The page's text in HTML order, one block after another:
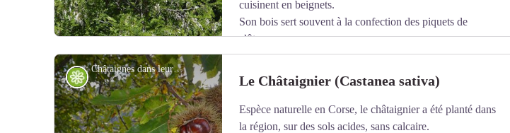
Voir l'image en plein écran
cuisinent en beignets.
Son bois sert souvent à la confection des piquets de
clôture.
Châtaignes dans leurs bogues, sur l'arbre. - PIERINI Philippe
Flore Le Châtaignier (Castanea sativa)
Espèce naturelle en Corse, le châtaignier a été planté dans
la région, sur des sols acides, sans calcaire.